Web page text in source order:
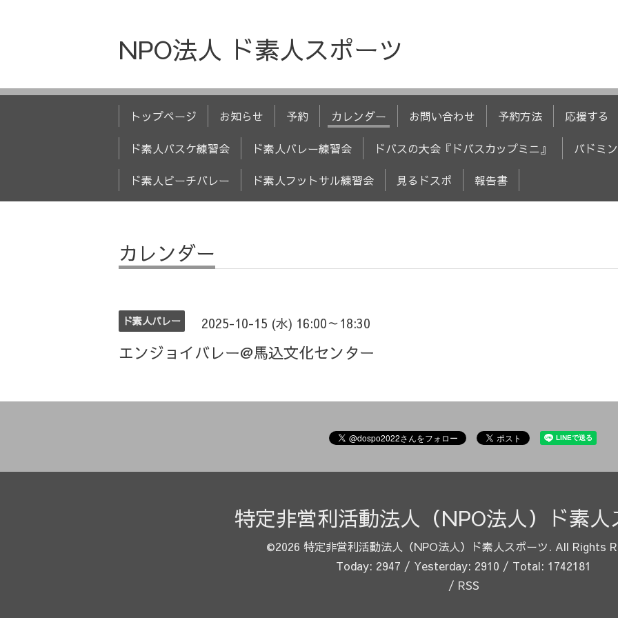
NPO法人 ド素人スポーツ
トップページ お知らせ 予約 カレンダー お問い合わせ 予約方法 応援する
ド素人バスケ練習会 ド素人バレー練習会 ドバスの大会『ドバスカップミニ』 バドミ
ド素人ビーチバレー ド素人フットサル練習会 見るドスポ 報告書
カレンダー
ド素人バレー 2025-10-15 (水) 16:00～18:30
エンジョイバレー@馬込文化センター
特定非営利活動法人（NPO法人）ド素人
©2026 特定非営利活動法人（NPO法人）ド素人スポーツ. All Rights
Today: 2947 / Yesterday: 2910 / Total: 1742181
/ RSS